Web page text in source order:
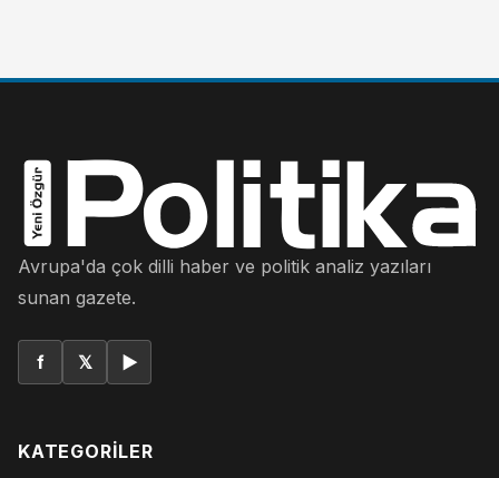
Avrupa'da çok dilli haber ve politik analiz yazıları
sunan gazete.
f 𝕏 ▶
KATEGORILER